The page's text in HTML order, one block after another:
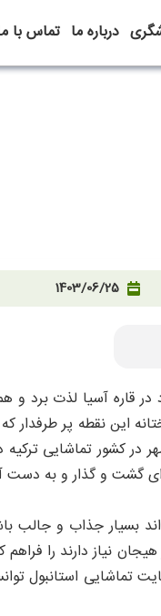
درباره ما تماس با
1403/06/25
قاره آسیا لذت برد و
نقطه پر طرفدار که
در کشور تماشایی
گشت و گذار و به
بسیار جذاب و جالب
نیاز دارند را